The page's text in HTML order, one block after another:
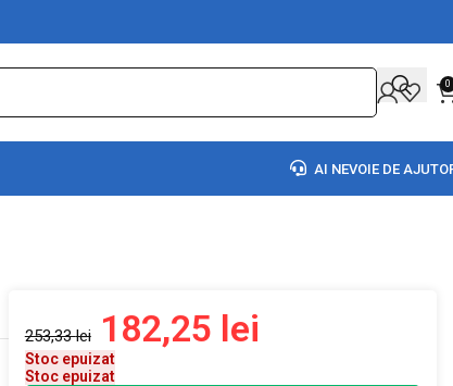
0
AI NEVOIE DE
253,33lei 182,25 lei
Stoc epuizat
Stoc epuizat